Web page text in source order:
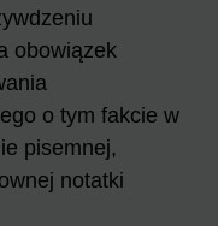
obowiązek
o tym fakcie w
pisemnej,
notatki